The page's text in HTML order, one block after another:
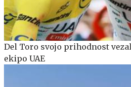
Del Toro svojo prihodnost
ekipo UAE